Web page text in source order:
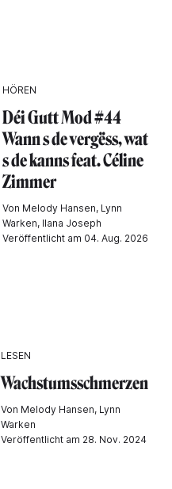
HÖREN
Déi Gutt Mod #44
Wann s de vergëss, wat
s de kanns feat. Céline
Zimmer
Von Melody Hansen, Lynn
Warken, Ilana Joseph
Veröffentlicht am 04. Aug. 2026
LESEN
Wachstumsschmerzen
Von Melody Hansen, Lynn
Warken
Veröffentlicht am 28. Nov. 2024